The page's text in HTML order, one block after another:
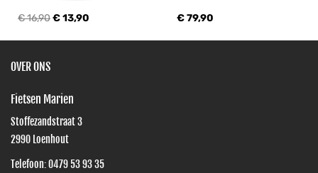
€ 16,90€ 13,90 € 79,90
OVER ONS
Fietsen Marien
Stoffezandstraat 3
2990 Loenhout
Telefoon:0479 53 93 35